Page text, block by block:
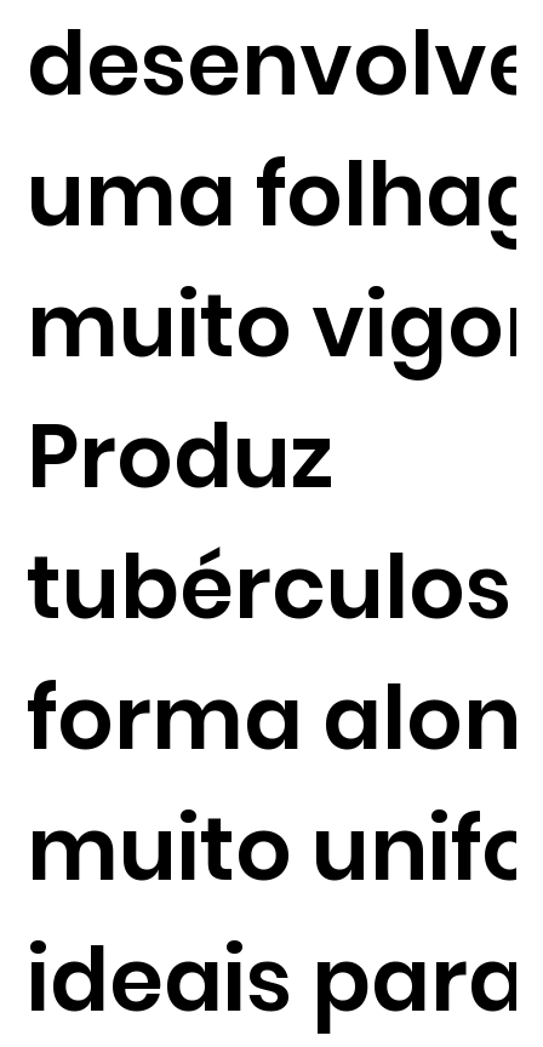
uma
muito
Produz
tubérculos
forma
muito
ideais para